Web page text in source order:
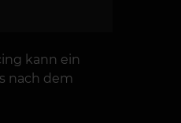
kann ein
nach dem